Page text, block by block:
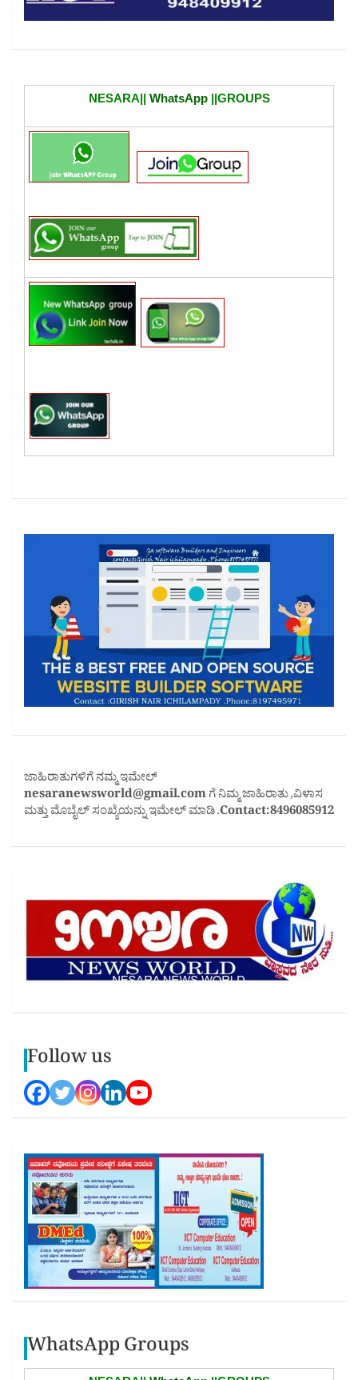
NESARA|| WhatsApp||GROUPS
ಜಾಹಿರಾತುಗಳಿಗೆ ನಮ್ಮ ಇಮೇಲ್
nesaranewsworld@gmail.comಗೆ ನಿಮ್ಮ ಜಾಹಿರಾತು ,ವಿಳಾಸ
ಮತ್ತು ಮೊಬೈಲ್ ಸಂಖ್ಯೆಯನ್ನು ಇಮೇಲ್ ಮಾಡಿ .Contact:8496085912
Follow us
WhatsApp Groups